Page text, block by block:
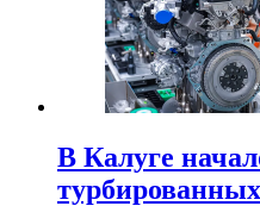
В Калуге